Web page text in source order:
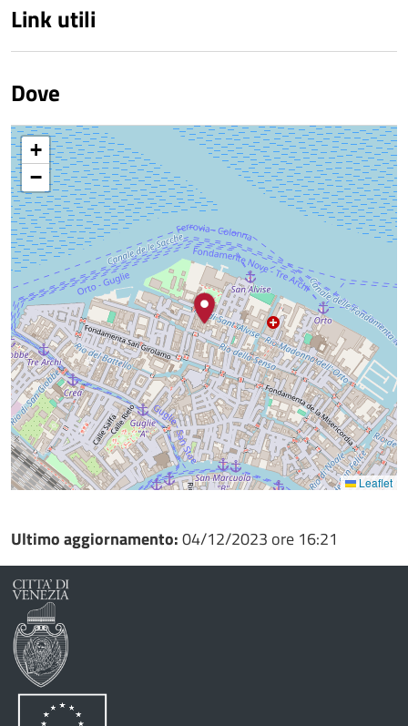
Link utili
Dove
+
−
Leaflet
Ultimo aggiornamento:04/12/2023 ore 16:21